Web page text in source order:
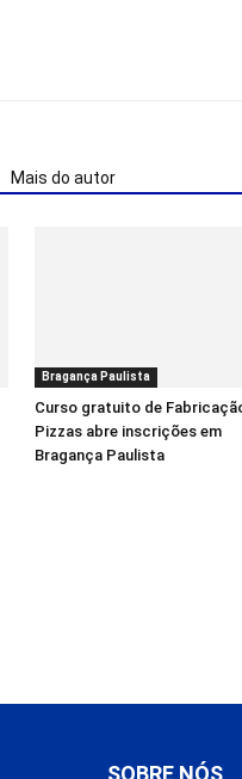
Mais do autor
Bragança Paulista
Curso gratuito de
Pizzas abre inscrições em
Bragança Paulista
SOBRE NÓS